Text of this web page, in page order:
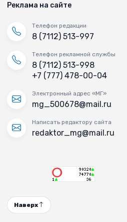
Реклама на сайте
Телефон редакции
8 (7112) 513-997
Телефон рекламной службы
8 (7112) 513-998
+7 (777) 478-00-04
Электронный адрес «МГ»
mg_500678@mail.ru
Написать редактору сайта
redaktor_mg@mail.ru
Наверх